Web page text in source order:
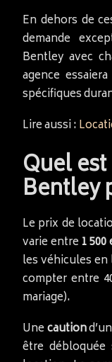
En dehors de
demande
Bentley avec
agence
spécifiques
Lire aussi :
Quel
Bentley
Le prix de
varie entre1
les véhicules
compter entre
mariage).
Unecaution
être